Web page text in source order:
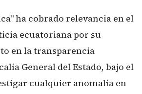
ha cobrado relevancia en el
ecuatoriana por su
en la transparencia
General del Estado, bajo el
cualquier anomalía en